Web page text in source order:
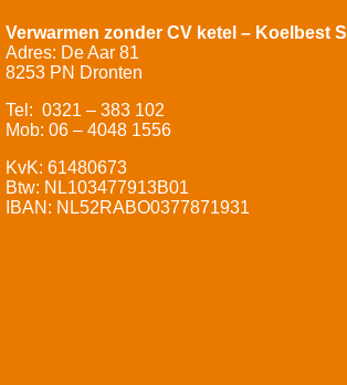
Verwarmen zonder CV ketel – Koelbest
Adres: De Aar 81
8253 PN Dronten
Tel: 0321 – 383 102
Mob: 06 – 4048 1556
KvK: 61480673
Btw: NL103477913B01
IBAN: NL52RABO0377871931